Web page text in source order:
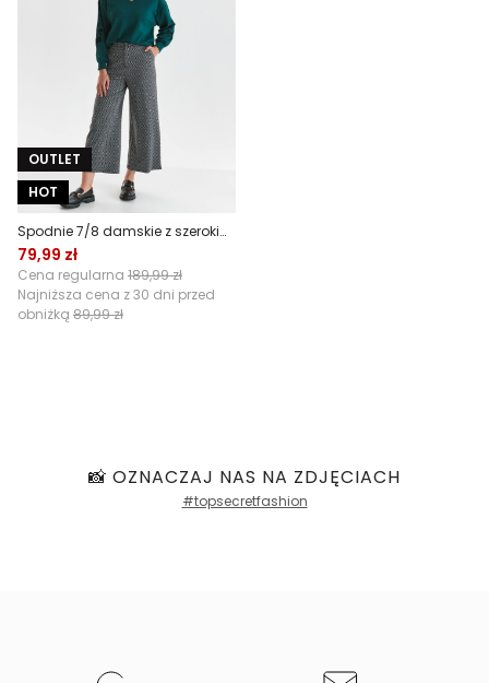
OUTLET
HOT
Spodnie 7/8 damskie z szerokimi nogawkami
79,99 zł
Cena regularna 189,99 zł
Najniższa cena z 30 dni przed
obniżką 89,99 zł
📸 OZNACZAJ NAS NA ZDJĘCIACH
#topsecretfashion